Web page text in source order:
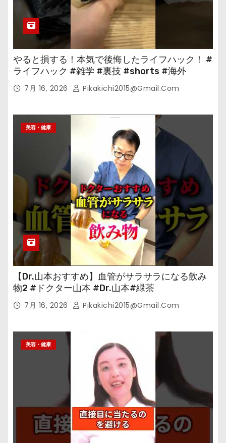
やると損する！本気で後悔したライフハック！ #
ライフハック #雑学 #裏技 #shorts #海外
7月 16, 2026 Pikakichi2015@gmail.com
美容・健康
【Dr.山本おすすめ】血管がサラサラになる飲み
物2 #ドクター山本 #Dr.山本#緑茶
7月 16, 2026 Pikakichi2015@gmail.com
美容・健康